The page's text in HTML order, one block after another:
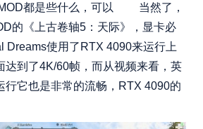
都是些什么，可以 当然了，
的《上古卷轴5：天际》，显卡必
Dreams使用了RTX 4090来运行上
达到了4K/60帧，而从视频来看，英
行它也是非常的流畅，RTX 4090的